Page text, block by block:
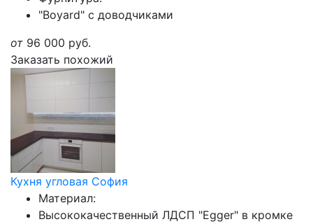
"Boyard" с доводчиками
от 96 000 руб.
Заказать похожий
Кухня угловая София
Материал:
Высококачественный ЛДСП "Egger" в кромке